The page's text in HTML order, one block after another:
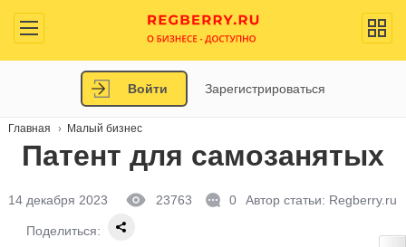
Войти Зарегистрироваться
Главная Малый бизнес
Патент для самозанятых
14 декабря 2023 23763 0 Автор статьи: Regberry.ru
Поделиться: